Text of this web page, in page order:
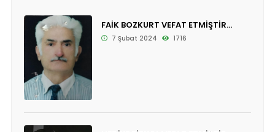
FAİK BOZKURT VEFAT ETMİŞTİR...
7 Şubat 2024 1716